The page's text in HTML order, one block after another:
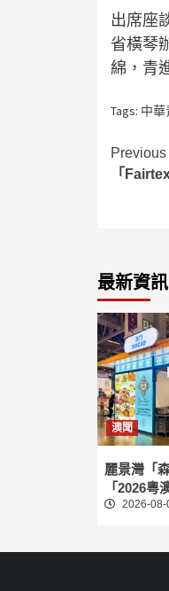
出席座
省橫琴
綿，青
Tags: 中
Previous
「
最新資訊
澳聞
麗景灣「
「2026粵
2026-08-